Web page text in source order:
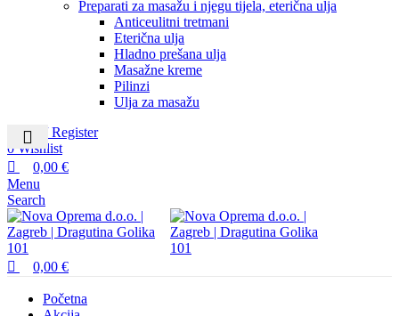
Preparati za masažu i njegu tijela, eterična ulja
Anticeulitni tretmani
Eterična ulja
Hladno prešana ulja
Masažne kreme
Pilinzi
Ulja za masažu
Login / Register
0 Wishlist
0,00 €
Menu
Search
0,00 €
Početna